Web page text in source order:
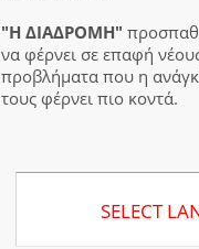
"Η ΔΙΑΔΡΟΜΗ"
να φέρνει σε επαφή
προβλήματα που η
τους φέρνει πιο κοντά.
SELECT